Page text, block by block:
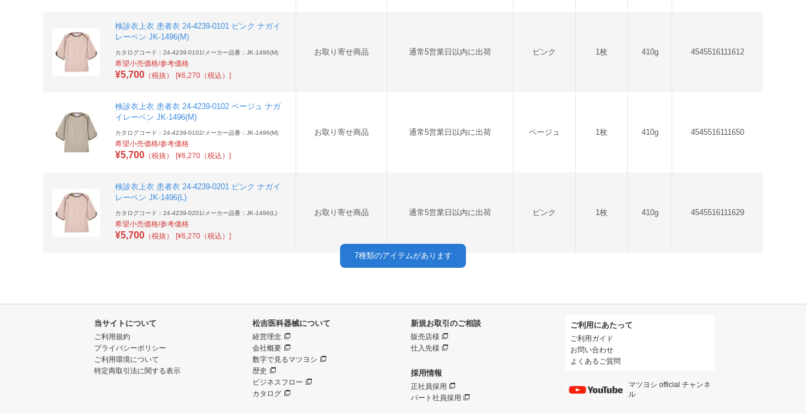
検診衣上衣 患者衣 24-4239-0101 ピンク ナガイ
レーベン JK-1496(M)
カタログコード：24-4239-0101/ メーカー品番：JK-1496(M)
希望小売価格/参考価格
¥5,700 （税抜） [¥6,270（税込）]
お取り寄せ商品 通常5営業日以内に出荷 ピンク 1枚 410g 4545516111612
検診衣上衣 患者衣 24-4239-0102 ベージュ ナガ
イレーベン JK-1496(M)
カタログコード：24-4239-0102/ メーカー品番：JK-1496(M)
希望小売価格/参考価格
¥5,700 （税抜） [¥6,270（税込）]
お取り寄せ商品 通常5営業日以内に出荷 ベージュ 1枚 410g 4545516111650
検診衣上衣 患者衣 24-4239-0201 ピンク ナガイ
レーベン JK-1496(L)
カタログコード：24-4239-0201/ メーカー品番：JK-1496(L)
希望小売価格/参考価格
¥5,700 （税抜） [¥6,270（税込）]
お取り寄せ商品 通常5営業日以内に出荷 ピンク 1枚 410g 4545516111629
7種類のアイテムがあります
当サイトについて
ご利用規約
プライバシーポリシー
ご利用環境について
特定商取引法に関する表示
松吉医科器械について
経営理念
会社概要
数字で見るマツヨシ
歴史
ビジネスフロー
カタログ
新規お取引のご相談
販売店様
仕入先様
採用情報
正社員採用
パート社員採用
ご利用にあたって
ご利用ガイド
お問い合わせ
よくあるご質問
マツヨシ official チャンネ
ル